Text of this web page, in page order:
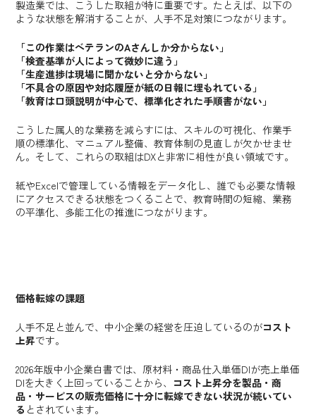
製造業では、こうした取組が特に重要です。たとえば、以下の
ような状態を解消することが、人手不足対策につながります。
「この作業はベテランのAさんしか分からない」
「検査基準が人によって微妙に違う」
「生産進捗は現場に聞かないと分からない」
「不具合の原因や対応履歴が紙の日報に埋もれている」
「教育は口頭説明が中心で、標準化された手順書がない」
こうした属人的な業務を減らすには、スキルの可視化、作業手
順の標準化、マニュアル整備、教育体制の見直しが欠かせませ
ん。そして、これらの取組はDXと非常に相性が良い領域です。
紙やExcelで管理している情報をデータ化し、誰でも必要な情報
にアクセスできる状態をつくることで、教育時間の短縮、業務
の平準化、多能工化の推進につながります。
価格転嫁の課題
人手不足と並んで、中小企業の経営を圧迫しているのがコスト
上昇です。
2026年版中小企業白書では、原材料・商品仕入単価DIが売上単価
DIを大きく上回っていることから、 コスト上昇分を製品・商
品・サービスの販売価格に十分に転嫁できない状況が続いてい
る とされています。